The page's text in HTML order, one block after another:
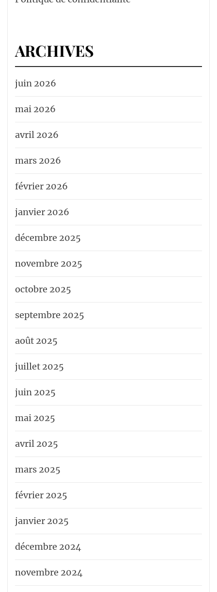
ARCHIVES
juin 2026
mai 2026
avril 2026
mars 2026
février 2026
janvier 2026
décembre 2025
novembre 2025
octobre 2025
septembre 2025
août 2025
juillet 2025
juin 2025
mai 2025
avril 2025
mars 2025
février 2025
janvier 2025
décembre 2024
novembre 2024